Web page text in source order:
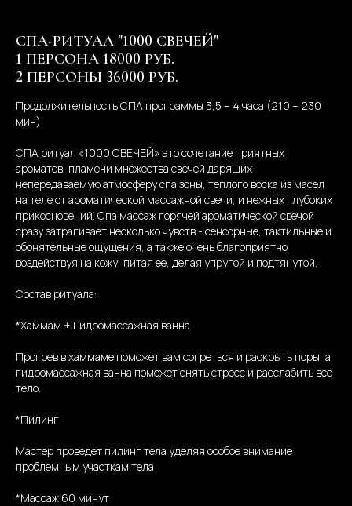
СПА-РИТУАЛ "1000 СВЕЧЕЙ"
1 ПЕРСОНА 18000 РУБ.
2 ПЕРСОНЫ 36000 РУБ.
Продолжительность СПА программы 3,5 – 4 часа (210 – 230
мин)
СПА ритуал «1000 СВЕЧЕЙ» это сочетание приятных
ароматов, пламени множества свечей дарящих
непередаваемую атмосферу спа зоны, теплого воска из масел
на теле от ароматической массажной свечи, и нежных глубоких
прикосновений. Спа массаж горячей ароматической свечой
сразу затрагивает несколько чувств - сенсорные, тактильные и
обонятельные ощущения, а также очень благоприятно
воздействуя на кожу, питая ее, делая упругой и подтянутой.
Состав ритуала:
*Хаммам + Гидромассажная ванна
Прогрев в хаммаме поможет вам согреться и раскрыть поры, а
гидромассажная ванна поможет снять стресс и расслабить все
тело.
*Пилинг
Мастер проведет пилинг тела уделяя особое внимание
проблемным участкам тела
*Массаж 60 минут